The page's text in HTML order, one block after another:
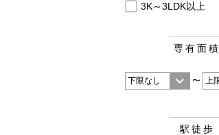
3K～3LDK以上
専有面積
〜
駅徒歩